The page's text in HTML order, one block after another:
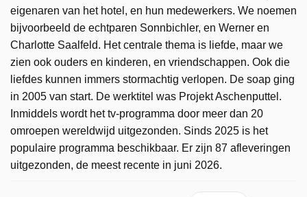
eigenaren van het hotel, en hun medewerkers. We noemen
bijvoorbeeld de echtparen Sonnbichler, en Werner en
Charlotte Saalfeld. Het centrale thema is liefde, maar we
zien ook ouders en kinderen, en vriendschappen. Ook die
liefdes kunnen immers stormachtig verlopen. De soap ging
in 2005 van start. De werktitel was Projekt Aschenputtel.
Inmiddels wordt het tv-programma door meer dan 20
omroepen wereldwijd uitgezonden. Sinds 2025 is het
populaire programma beschikbaar. Er zijn 87 afleveringen
uitgezonden, de meest recente in juni 2026.